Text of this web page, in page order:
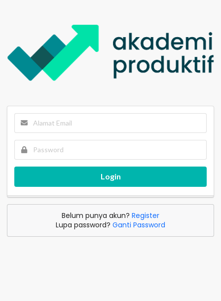
Login
Belum punya akun? Register
Lupa password? Ganti Password